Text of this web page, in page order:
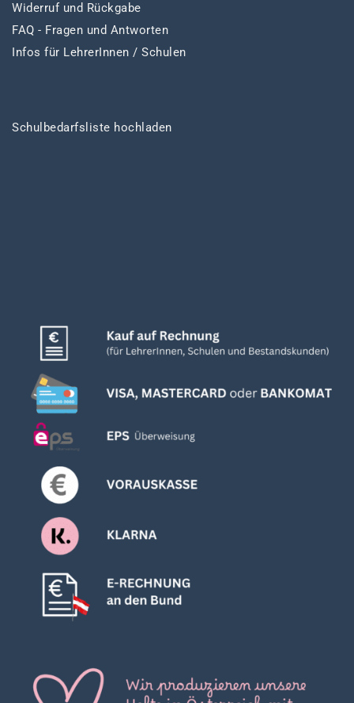
Widerruf und Rückgabe
FAQ - Fragen und Antworten
Infos für LehrerInnen / Schulen
Schulbedarfsliste hochladen